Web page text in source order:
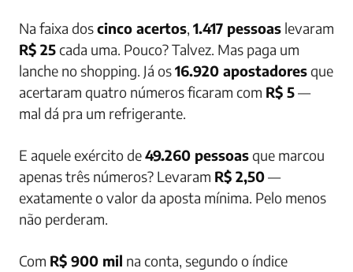
Na faixa doscinco acertos, 1.417 pessoas levaram
R$ 25cada uma. Pouco? Talvez. Mas paga um
lanche no shopping. Já os16.920 apostadoresque
acertaram quatro números ficaram com R$ 5—
mal dá pra um refrigerante.
E aquele exército de49.260 pessoasque marcou
apenas três números? Levaram R$ 2,50—
exatamente o valor da aposta mínima. Pelo menos
não perderam.
Com R$ 900 mil na conta, segundo o índice